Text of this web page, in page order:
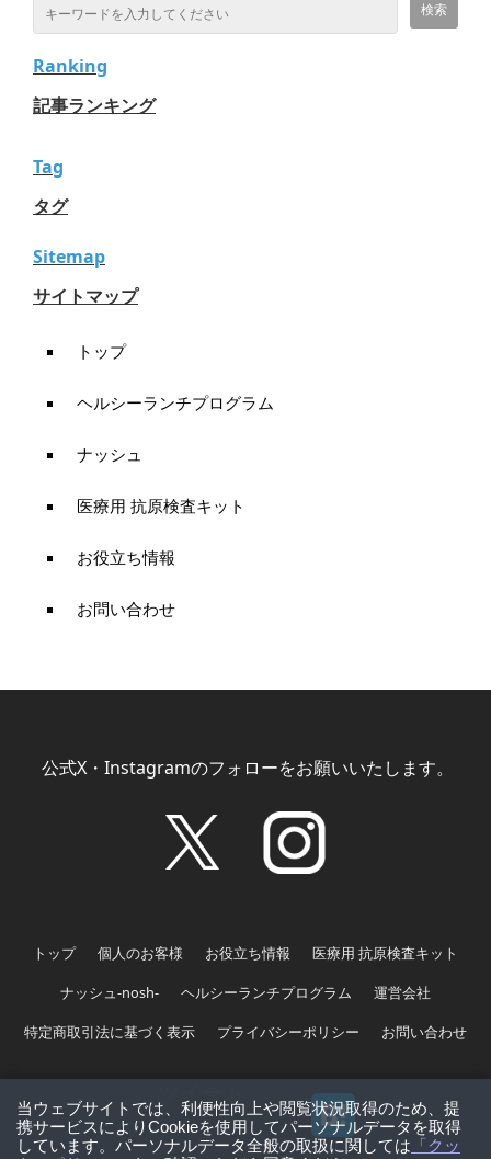
Ranking
記事ランキング
Tag
タグ
Sitemap
サイトマップ
トップ
ヘルシーランチプログラム
ナッシュ
医療用 抗原検査キット
お役立ち情報
お問い合わせ
公式X・Instagramのフォローをお願いいたします。
トップ 個人のお客様 お役立ち情報
医療用 抗原検査キット
ナッシュ-nosh-
ヘルシーランチプログラム
運営会社
特定商取引法に基づく表示
プライバシーポリシー お問い合わせ
ツイート